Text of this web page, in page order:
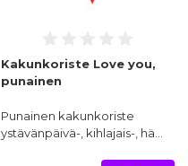
Kakunkoriste Love you,
punainen
Punainen kakunkoriste
ystävänpäivä-, kihlajais-, hä…